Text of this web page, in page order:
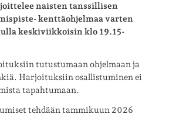
naisten tanssillisen
kenttäohjelmaa varten
keskiviikkoisin klo 19.15-
tutustumaan ohjelmaan ja
Harjoituksiin osallistuminen ei
tapahtumaan.
tehdään tammikuun 2026